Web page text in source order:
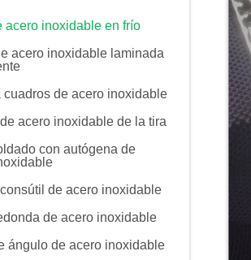
acero inoxidable en frío
acero inoxidable laminada
cuadros de acero inoxidable
acero inoxidable de la tira
con autógena de
de acero inoxidable
de acero inoxidable
ángulo de acero inoxidable